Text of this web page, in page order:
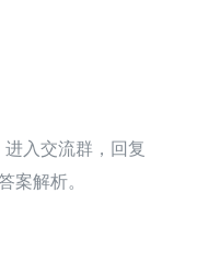
入交流群，回复
案解析。